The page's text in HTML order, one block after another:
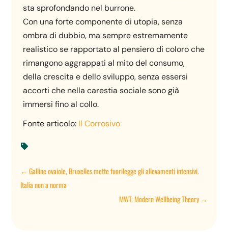
sta sprofondando nel burrone.
Con una forte componente di utopia, senza
ombra di dubbio, ma sempre estremamente
realistico se rapportato al pensiero di coloro che
rimangono aggrappati al mito del consumo,
della crescita e dello sviluppo, senza essersi
accorti che nella carestia sociale sono già
immersi fino al collo.
Fonte articolo: Il Corrosivo

←Galline ovaiole, Bruxelles mette fuorilegge gli allevamenti intensivi.
Italia non a norma
MWT: Modern Wellbeing Theory→